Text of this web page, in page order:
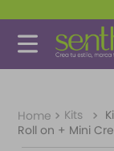
Kits
Roll on + Mini
TÉRMINOS
1.
perfume